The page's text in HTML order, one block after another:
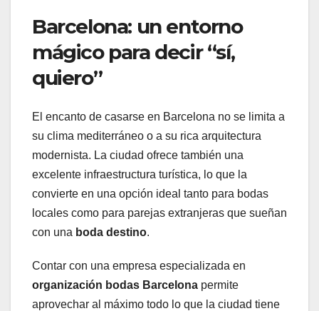
Barcelona: un entorno
mágico para decir “sí,
quiero”
El encanto de casarse en Barcelona no se limita a
su clima mediterráneo o a su rica arquitectura
modernista. La ciudad ofrece también una
excelente infraestructura turística, lo que la
convierte en una opción ideal tanto para bodas
locales como para parejas extranjeras que sueñan
con una boda destino.
Contar con una empresa especializada en
organización bodas Barcelona permite
aprovechar al máximo todo lo que la ciudad tiene